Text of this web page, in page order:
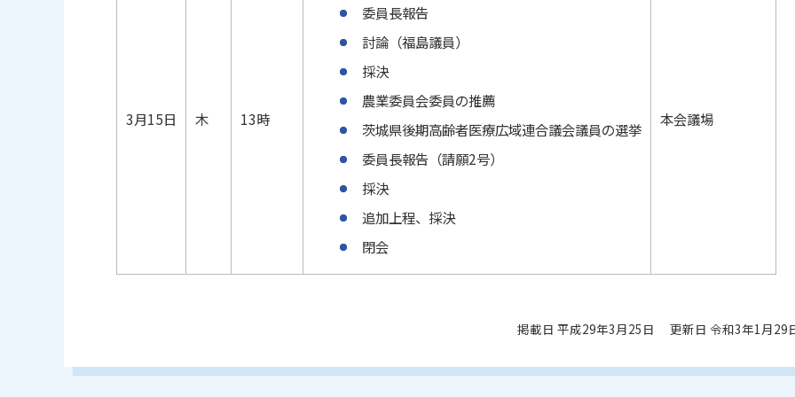
3月15日 木 13時
委員長報告
討論（福島議員）
採決
農業委員会委員の推薦
茨城県後期高齢者医療広域連合議会議員の選挙
委員長報告（請願2号）
採決
追加上程、採決
閉会
本会議場
掲載日 平成29年3月25日 更新日 令和3年1月29